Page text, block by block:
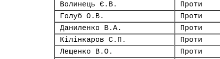
Волинець Є.В.
Проти
Голуб О.В.
Проти
Даниленко В.А.
Проти
Кілінкаров С.П.
Проти
Лещенко В.О.
Проти